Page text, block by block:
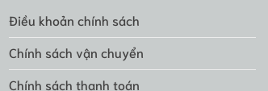
Điều khoản chính sách
Chính sách vận chuyển
Chính sách thanh toán